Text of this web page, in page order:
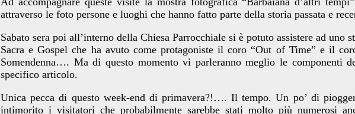
attraverso le foto persone e luoghi che hanno fatto parte della storia passata e
Sabato sera poi all’interno della Chiesa Parrocchiale si è potuto assistere ad uno
Sacra e Gospel che ha avuto come protagoniste il coro “Out of Time” e il
Somendenna…. Ma di questo momento vi parleranno meglio le componenti
specifico articolo.
Unica pecca di questo week-end di primavera?!…. Il tempo. Un po’ di
intimorito i visitatori che probabilmente sarebbe stati molto più numerosi